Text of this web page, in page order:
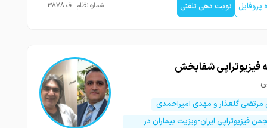
نوبت دهی تلفنی شماره نظام : ف-3878
شفابخش
گلعذار و مهدی امیراحمدی
فیزیوتراپی ایران-ویزیت بیماران در